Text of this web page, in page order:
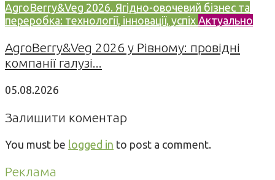
AgroBerry&Veg 2026. Ягідно-овочевий бізнес та
переробка: технології, інновації, успіх Актуально
AgroBerry&Veg 2026 у Рівному: провідні
компанії галузі...
05.08.2026
Залишити коментар
You must be logged in to post a comment.
Реклама